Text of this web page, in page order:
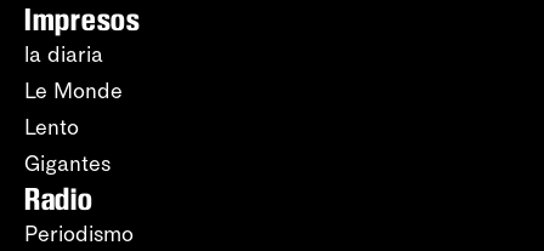
Impresos
la diaria
Le Monde
Lento
Gigantes
Radio
Periodismo